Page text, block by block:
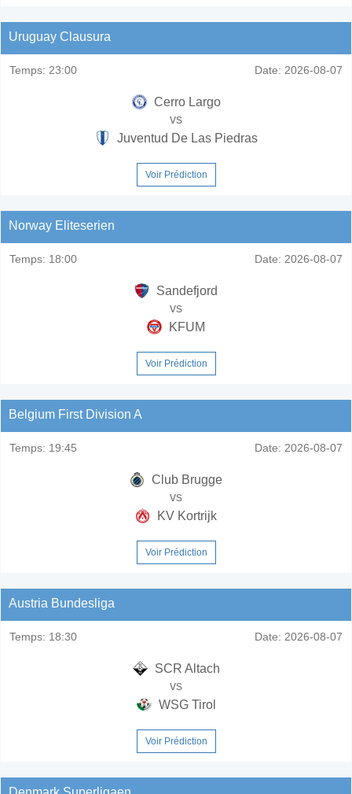
Uruguay Clausura
Temps: 23:00 Date: 2026-08-07
Cerro Largo
vs
Juventud De Las Piedras
Voir Prédiction
Norway Eliteserien
Temps: 18:00 Date: 2026-08-07
Sandefjord
vs
KFUM
Voir Prédiction
Belgium First Division A
Temps: 19:45 Date: 2026-08-07
Club Brugge
vs
KV Kortrijk
Voir Prédiction
Austria Bundesliga
Temps: 18:30 Date: 2026-08-07
SCR Altach
vs
WSG Tirol
Voir Prédiction